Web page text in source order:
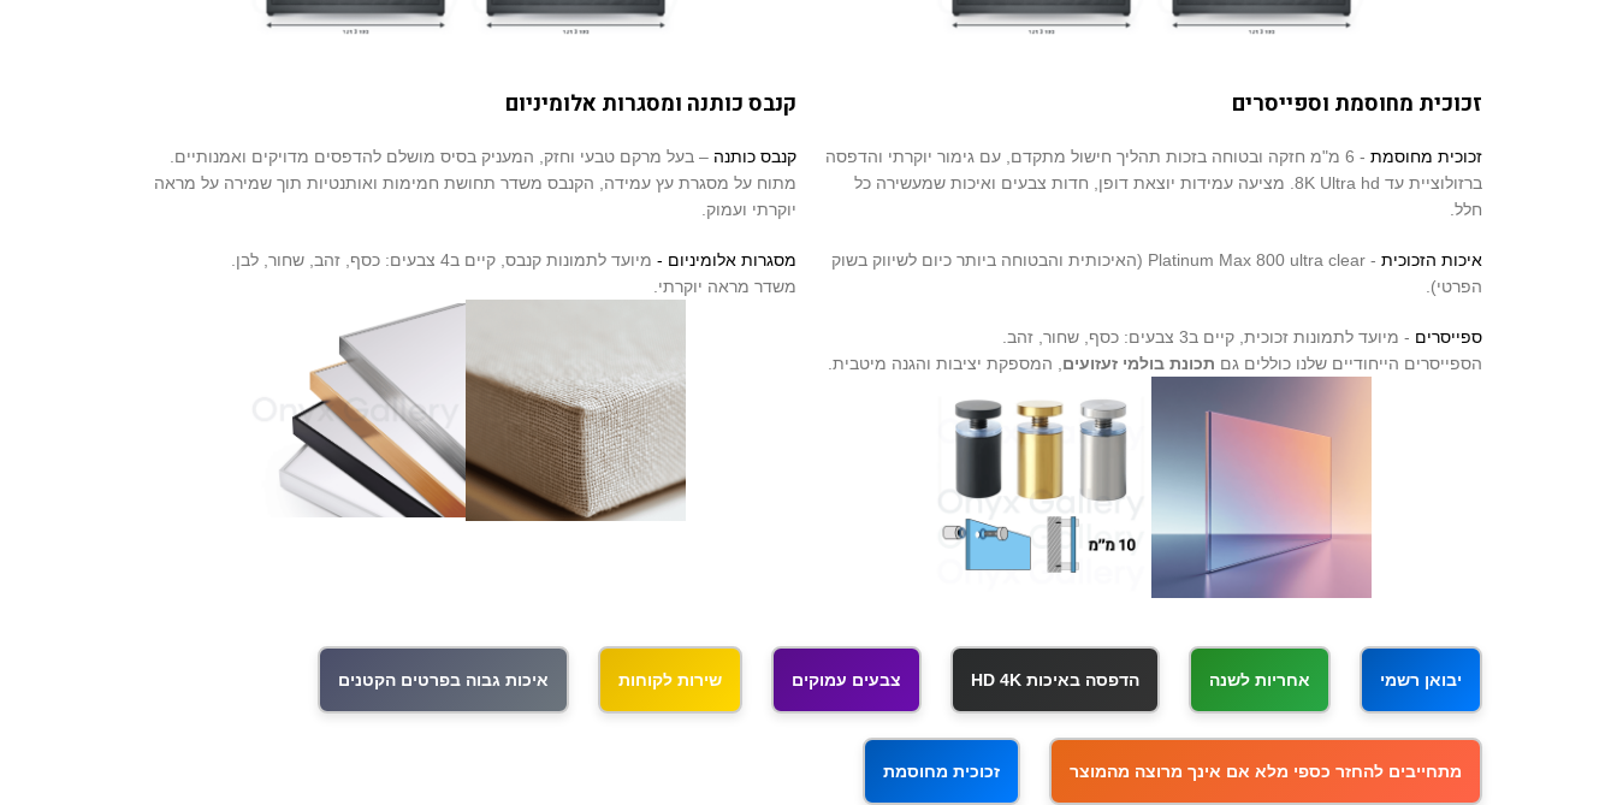
זכוכית מחוסמת וספייסרים
זכוכית מחוסמת
- 6 מ"מ חזקה ובטוחה בזכות תהליך חישול מתקדם, עם גימור יוקרתי והדפסה
ברזולוציית עד 8K Ultra hd. מציעה עמידות יוצאת דופן, חדות צבעים ואיכות שמעשירה כל
חלל.
איכות הזכוכית
- Platinum Max 800 ultra clear (האיכותית והבטוחה ביותר כיום לשיווק בשוק
הפרטי).
ספייסרים - מיועד לתמונות זכוכית, קיים ב3 צבעים: כסף, שחור, זהב.
הספייסרים הייחודיים שלנו כוללים גם תכונת בולמי זעזועים, המספקת יציבות והגנה מיטבית.
קנבס כותנה ומסגרות אלומיניום
קנבס כותנה – בעל מרקם טבעי וחזק, המעניק בסיס מושלם להדפסים מדויקים ואמנותיים.
מתוח על מסגרת עץ עמידה, הקנבס משדר תחושת חמימות ואותנטיות תוך שמירה על מראה
יוקרתי ועמוק.
מסגרות אלומיניום - מיועד לתמונות קנבס, קיים ב4 צבעים: כסף, זהב, שחור, לבן.
משדר מראה יוקרתי.
יבואן רשמי אחריות לשנה הדפסה באיכות HD 4K צבעים עמוקים שירות לקוחות איכות גבוה בפרטים הקטנים
מתחייבים להחזר כספי מלא אם אינך מרוצה מהמוצר זכוכית מחוסמת